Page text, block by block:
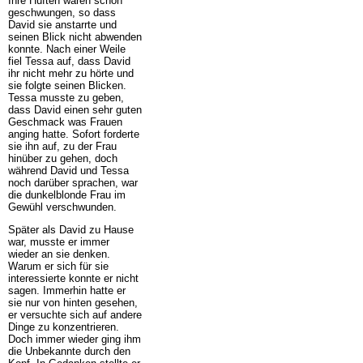
geschwungen, so dass
David sie anstarrte und
seinen Blick nicht abwenden
konnte. Nach einer Weile
fiel Tessa auf, dass David
ihr nicht mehr zu hörte und
sie folgte seinen Blicken.
Tessa musste zu geben,
dass David einen sehr guten
Geschmack was Frauen
anging hatte. Sofort forderte
sie ihn auf, zu der Frau
hinüber zu gehen, doch
während David und Tessa
noch darüber sprachen, war
die dunkelblonde Frau im
Gewühl verschwunden.
Später als David zu Hause
war, musste er immer
wieder an sie denken.
Warum er sich für sie
interessierte konnte er nicht
sagen. Immerhin hatte er
sie nur von hinten gesehen,
er versuchte sich auf andere
Dinge zu konzentrieren.
Doch immer wieder ging ihm
die Unbekannte durch den